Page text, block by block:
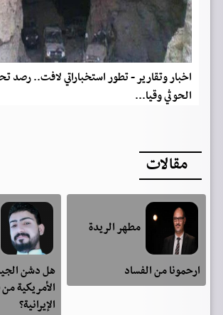
اخبار وتقارير - تطور استخباراتي لافت.. رصد
الحوثي وقيا...
مقالات
مطهر الريدة
ارحمونا من الفساد
هل دشن
الأمريكية
الإيرانية؟